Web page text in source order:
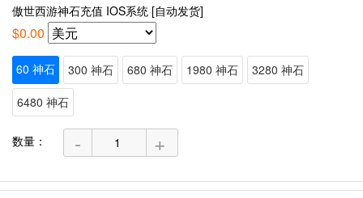
傲世西游神石充值 IOS系统 [自动发货]
$0.00
60 神石 300 神石 680 神石 1980 神石
3280 神石
6480 神石
数量： - +